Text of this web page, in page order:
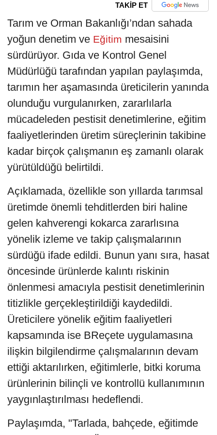
TAKİP ET
Tarım ve Orman Bakanlığı’ndan sahada
yoğun denetim ve Eğitim mesaisini
sürdürüyor. Gıda ve Kontrol Genel
Müdürlüğü tarafından yapılan paylaşımda,
tarımın her aşamasında üreticilerin yanında
olunduğu vurgulanırken, zararlılarla
mücadeleden pestisit denetimlerine, eğitim
faaliyetlerinden üretim süreçlerinin takibine
kadar birçok çalışmanın eş zamanlı olarak
yürütüldüğü belirtildi.
Açıklamada, özellikle son yıllarda tarımsal
üretimde önemli tehditlerden biri haline
gelen kahverengi kokarca zararlısına
yönelik izleme ve takip çalışmalarının
sürdüğü ifade edildi. Bunun yanı sıra, hasat
öncesinde ürünlerde kalıntı riskinin
önlenmesi amacıyla pestisit denetimlerinin
titizlikle gerçekleştirildiği kaydedildi.
Üreticilere yönelik eğitim faaliyetleri
kapsamında ise BReçete uygulamasına
ilişkin bilgilendirme çalışmalarının devam
ettiği aktarılırken, eğitimlerle, bitki koruma
ürünlerinin bilinçli ve kontrollü kullanımının
yaygınlaştırılması hedeflendi.
Paylaşımda, "Tarlada, bahçede, eğitimde